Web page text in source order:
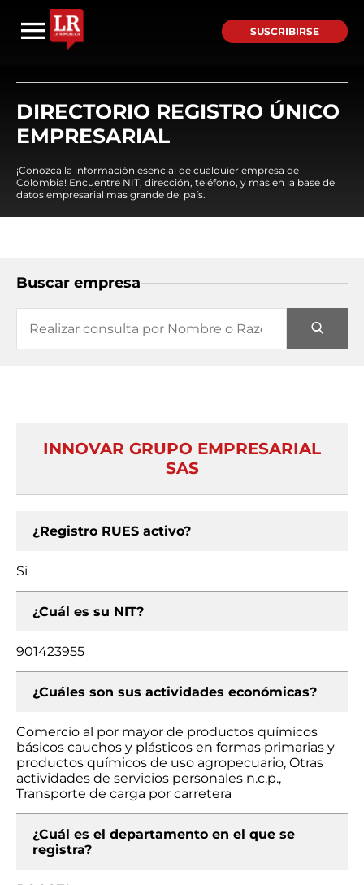
SUSCRIBIRSE
DIRECTORIO REGISTRO ÚNICO
EMPRESARIAL
¡Conozca la información esencial de cualquier empresa de
Colombia! Encuentre NIT, dirección, teléfono, y mas en la base de
datos empresarial mas grande del país.
Buscar empresa
INNOVAR GRUPO EMPRESARIAL
SAS
¿Registro RUES activo?
Si
¿Cuál es su NIT?
901423955
¿Cuáles son sus actividades económicas?
Comercio al por mayor de productos químicos
básicos cauchos y plásticos en formas primarias y
productos químicos de uso agropecuario, Otras
actividades de servicios personales n.c.p.,
Transporte de carga por carretera
¿Cuál es el departamento en el que se
registra?